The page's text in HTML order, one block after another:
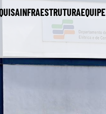
INFRAESTRUTURAEQUIPE